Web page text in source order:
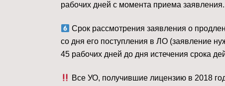
рабочих дней с момента приема заявления.
Срок рассмотрения заявления о
со дня его поступления в ЛО (заявление
45 рабочих дней до дня истечения срока
Все УО, получившие лицензию в 2018